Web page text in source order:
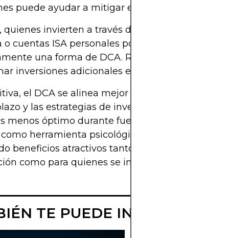
puede ayudar a mitigar estos gastos.
quienes invierten a través de planes de
o cuentas ISA personales podrían ya practicar
una forma de DCA. Reconocer esto
inversiones adicionales en consecuencia.
el DCA se alinea mejor con las filosofías de
y las estrategias de inversión con apoyo
menos óptimo durante fuertes mercados
herramienta psicológica y estratégica
beneficios atractivos tanto para quienes
como para quienes se inician en el ahorro.
TE PUEDE INTERESAR